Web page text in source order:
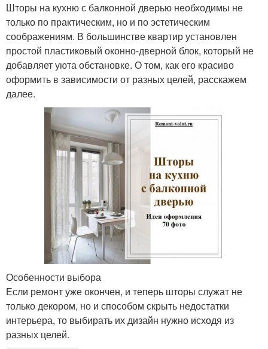
Шторы на кухню с балконной дверью необходимы не
только по практическим, но и по эстетическим
соображениям. В большинстве квартир установлен
простой пластиковый оконно-дверной блок, который не
добавляет уюта обстановке. О том, как его красиво
оформить в зависимости от разных целей, расскажем
далее.
Особенности выбора
Если ремонт уже окончен, и теперь шторы служат не
только декором, но и способом скрыть недостатки
интерьера, то выбирать их дизайн нужно исходя из
разных целей.